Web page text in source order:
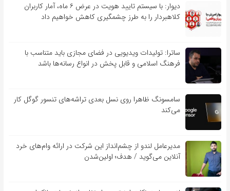
دیوار: با سیستم تایید هویت در عرض ۶ ماه، آمار کاربران
کلاهبردار را به طرز چشمگیری کاهش خواهیم داد
ساترا: تولیدات ویدیویی در فضای مجازی باید متناسب با
فرهنگ اسلامی و قابل پخش در انواع رسانه‌ها باشد
سامسونگ ظاهرا روی نسل بعدی تراشه‌های تنسور گوگل کار
می‌کند
مدیرعامل لندو از چشم‌انداز این شرکت در ارائه وام‌های خرد
آنلاین می‌گوید / هدف؛ اولین‌شدن